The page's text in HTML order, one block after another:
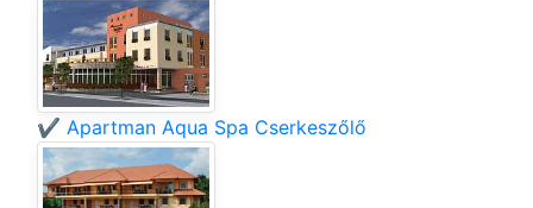
✔️ Apartman Aqua Spa Cserkeszőlő